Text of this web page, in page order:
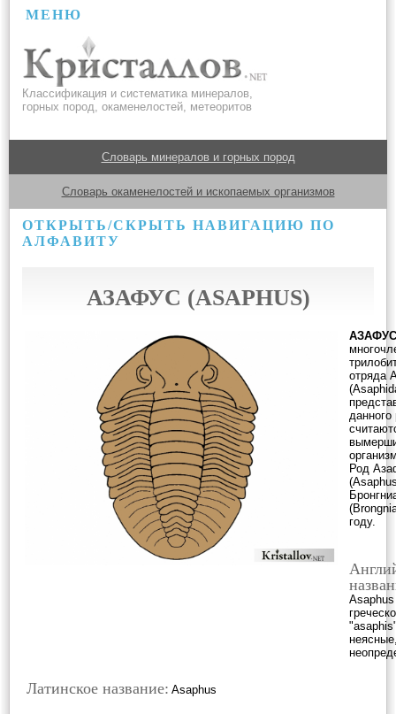
МЕНЮ
Классификация и систематика минералов,
горных пород, окаменелостей, метеоритов
Словарь минералов и горных пород
Словарь окаменелостей и ископаемых организмов
ОТКРЫТЬ/СКРЫТЬ НАВИГАЦИЮ ПО
АЛФАВИТУ
АЗАФУС (ASAPHUS)
отряда
данного
Род
году.
Asaphus
Латинское название: Asaphus